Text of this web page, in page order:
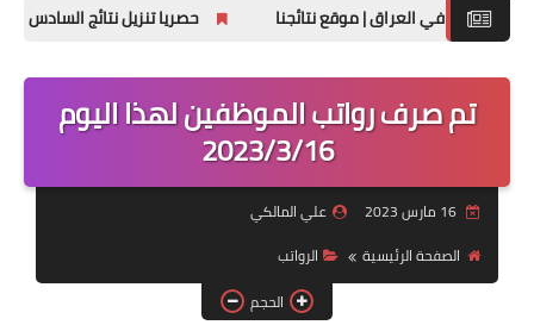
اخبار وزارة التربية والتعليم
اخبار وزارة العمل وهيئة
قسم التطبيقات
قطع الاراضي
حصريا تنزيل نتائج السادس الابتدائي الدور الثاني 2025
تم صرف رواتب الموظفين لهذا اليوم
2023/3/16
16 مارس 2023
علي المالكي
الصفحة الرئيسية
الرواتب
الحجم